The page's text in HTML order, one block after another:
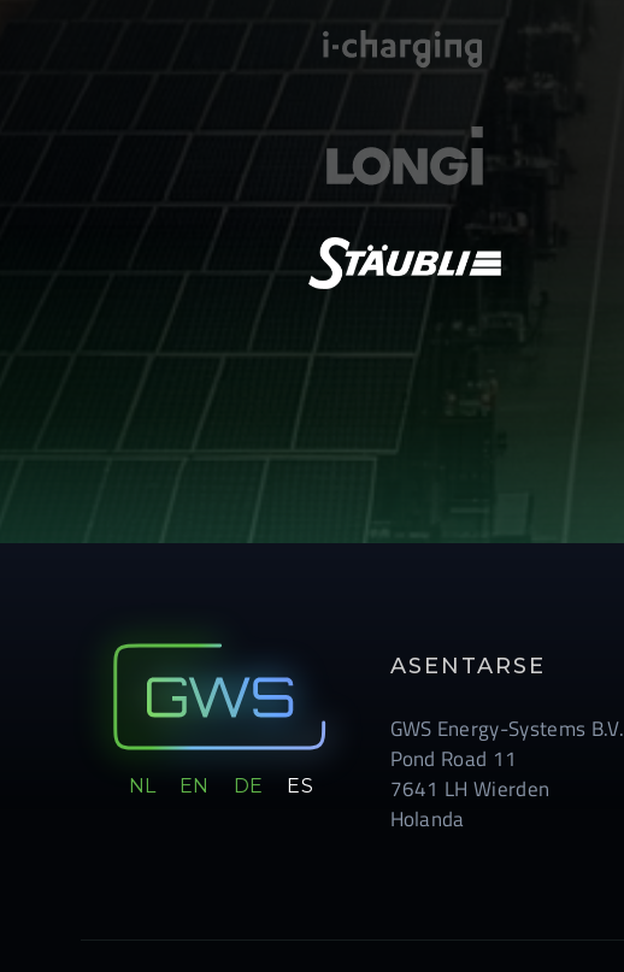
NL EN DE ES
ASENTARSE
GWS Energy-Systems B.V.
Pond Road 11
7641 LH Wierden
Holanda